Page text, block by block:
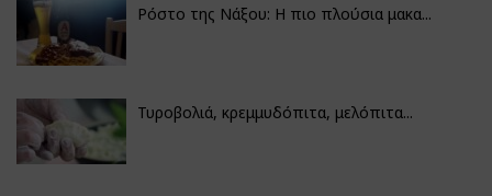
Ρόστο της Νάξου: Η πιο πλούσια μακα...
Τυροβολιά, κρεμμυδόπιτα, μελόπιτα...